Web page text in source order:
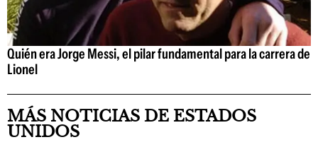
Quién era Jorge Messi, el pilar fundamental para la carrera de
Lionel
MÁS NOTICIAS DE ESTADOS
UNIDOS